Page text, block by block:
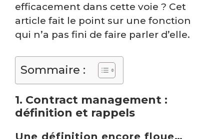
efficacement dans cette voie ? Cet
article fait le point sur une fonction
qui n’a pas fini de faire parler d’elle.
Sommaire :
1. Contract management :
définition et rappels
Une définition encore floue…